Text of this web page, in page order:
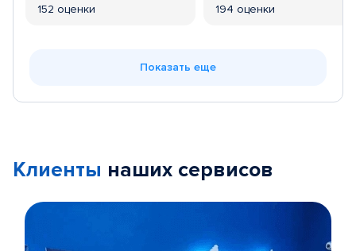
152 оценки 194 оценки
Показать еще
Клиенты наших сервисов